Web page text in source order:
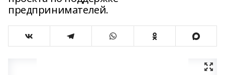
предпринимателей.